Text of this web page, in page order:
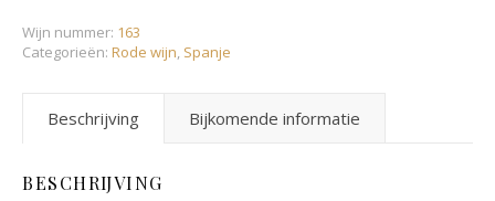
Wijn nummer: 163
Categorieën: Rode wijn, Spanje
Beschrijving Bijkomende informatie
BESCHRIJVING